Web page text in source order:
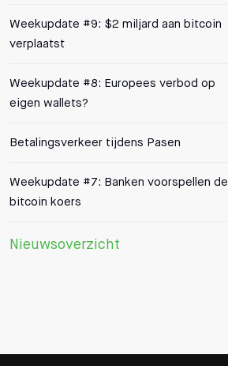
Weekupdate #9: $2 miljard aan bitcoin
verplaatst
Weekupdate #8: Europees verbod op
eigen wallets?
Betalingsverkeer tijdens Pasen
Weekupdate #7: Banken voorspellen de
bitcoin koers
Nieuwsoverzicht